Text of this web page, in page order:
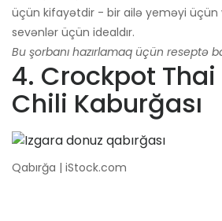
üçün kifayətdir - bir ailə yeməyi üçün
sevənlər üçün idealdır.
Bu şorbanı hazırlamaq üçün reseptə
4. Crockpot
Chili Kaburğası
Qabırğa | iStock.com